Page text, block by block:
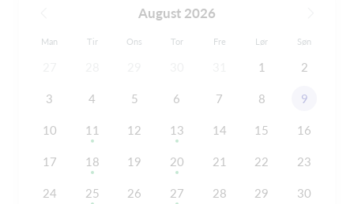
August 2026
Man Tir Ons Tor Fre Lør Søn
1 2
3 4 5 6 7 8 9
10 11 12 13 14 15 16
17 18 19 20 21 22 23
24 25 26 27 28 29 30